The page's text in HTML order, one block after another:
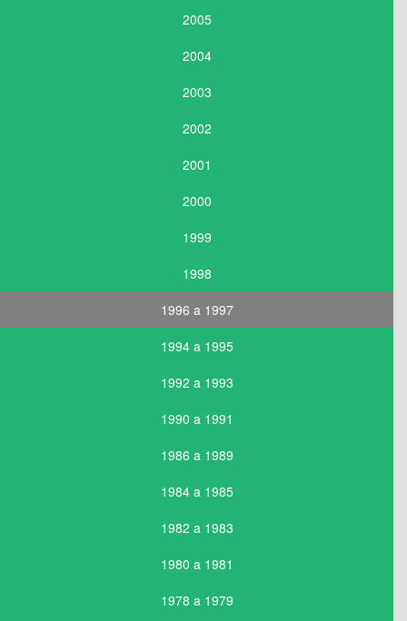
2005
2004
2003
2002
2001
2000
1999
1998
1996 a 1997
1994 a 1995
1992 a 1993
1990 a 1991
1986 a 1989
1984 a 1985
1982 a 1983
1980 a 1981
1978 a 1979